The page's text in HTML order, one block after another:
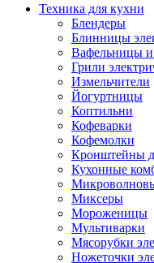
Техника для кухни
Блендеры
Блинницы
Вафельницы и
Грили
Измельчители
Йогуртницы
Коптильни
Кофеварки
Кофемолки
Кронштейны
Кухонные
Миксеры
Мороженицы
Мультиварки
Мясорубки
Ножеточки